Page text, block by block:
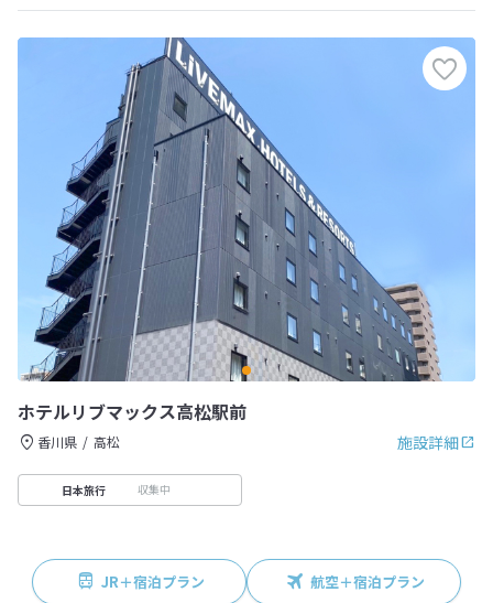
ホテルリブマックス高松駅前
施設詳細
香川県 高松
日本旅行 収集中
JR＋宿泊プラン 航空＋宿泊プラン